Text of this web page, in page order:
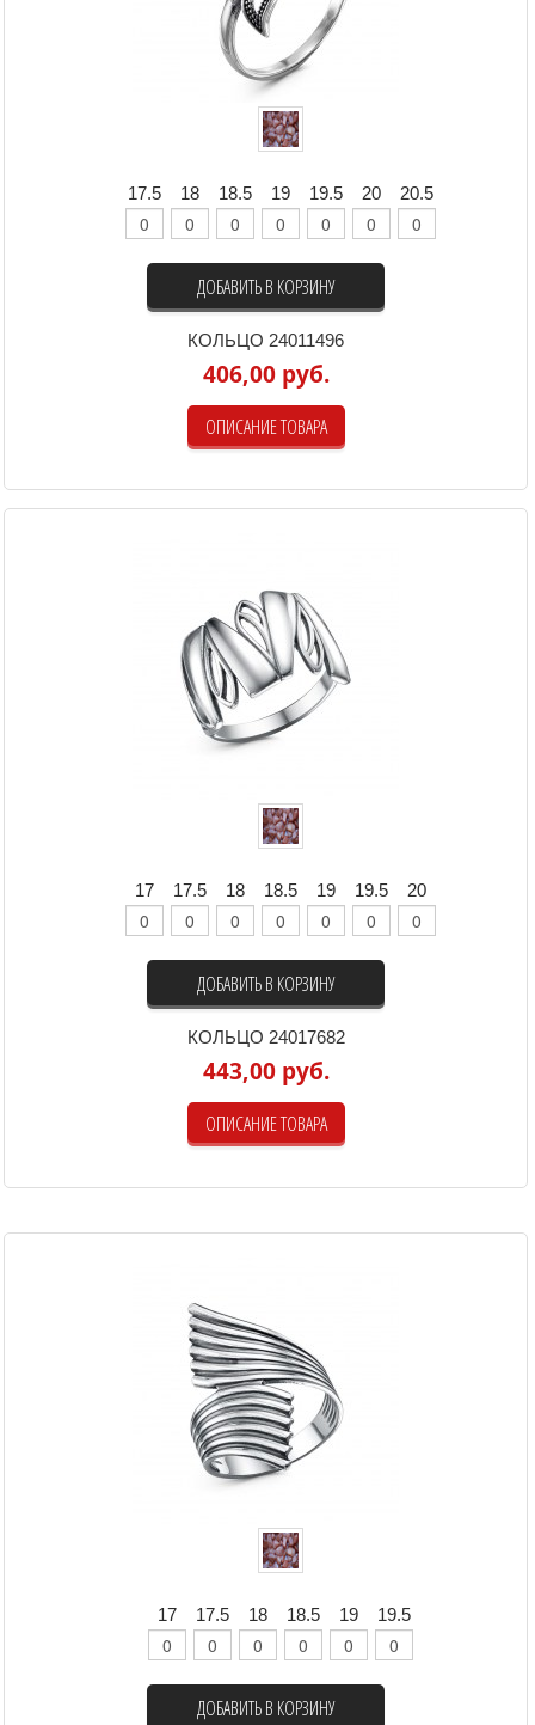
17.5 18 18.5 19 19.5 20 20.5
ДОБАВИТЬ В КОРЗИНУ
КОЛЬЦО 24011496
406,00 руб.
ОПИСАНИЕ ТОВАРА
17 17.5 18 18.5 19 19.5 20
ДОБАВИТЬ В КОРЗИНУ
КОЛЬЦО 24017682
443,00 руб.
ОПИСАНИЕ ТОВАРА
17 17.5 18 18.5 19 19.5
ДОБАВИТЬ В КОРЗИНУ